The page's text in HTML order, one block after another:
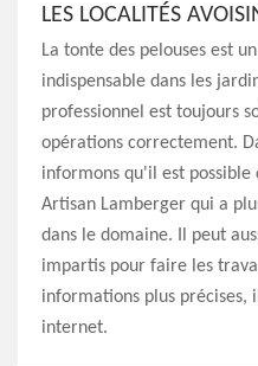
LES LOCALITÉS
La tonte des pelouses est
indispensable dans les
professionnel est toujours
opérations correctement.
informons qu'il est
Artisan Lamberger qui a
dans le domaine. Il peut
impartis pour faire les
informations plus précises,
internet.